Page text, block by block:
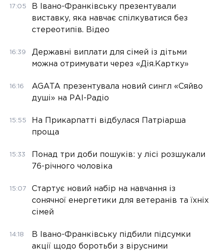
17:05
В Івано-Франківську презентували
виставку, яка навчає спілкуватися без
стереотипів. Відео
16:39
Державні виплати для сімей із дітьми
можна отримувати через «Дія.Картку»
16:16
AGATA презентувала новий сингл «Сяйво
душі» на РАІ-Радіо
15:55
На Прикарпатті відбулася Патріарша
проща
15:33
Понад три доби пошуків: у лісі розшукали
76-річного чоловіка
15:07
Стартує новий набір на навчання із
сонячної енергетики для ветеранів та їхніх
сімей
14:18
В Івано-Франківську підбили підсумки
акції щодо боротьби з вірусними